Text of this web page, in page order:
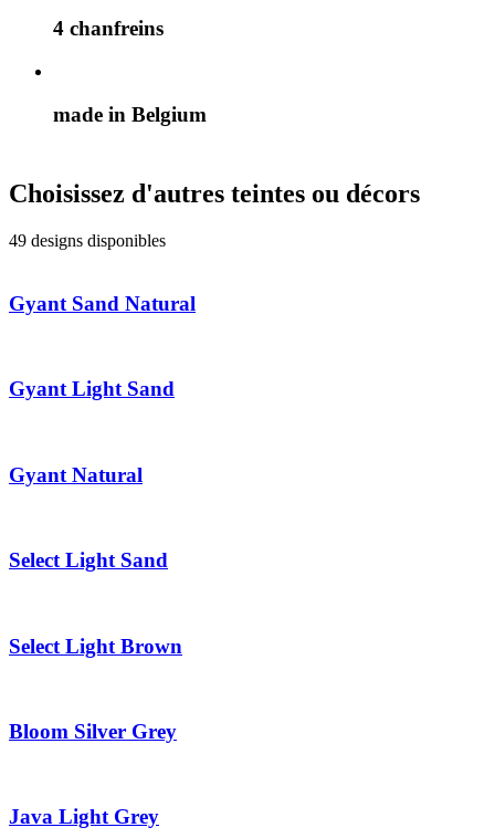
4 chanfreins
made in Belgium
Choisissez d'autres teintes ou décors
49 designs disponibles
Gyant Sand Natural
Gyant Light Sand
Gyant Natural
Select Light Sand
Select Light Brown
Bloom Silver Grey
Java Light Grey